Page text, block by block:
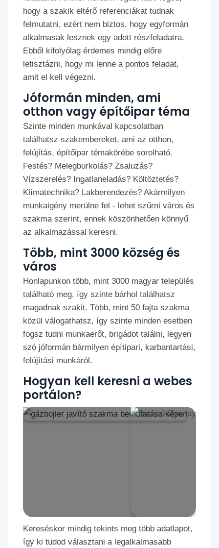
hogy a szakik eltérő referenciákat tudnak
felmutatni, ezért nem biztos, hogy egyformán
alkalmasak lesznek egy adott részfeladatra.
Ebből kifolyólag érdemes mindig előre
letisztázni, hogy mi lenne a pontos feladat,
amit el kell végezni.
Jóformán minden, ami
otthon vagy építőipar téma
Szinte minden munkával kapcsolatban
találhatsz szakembereket, ami az otthon,
felújítás, építőipar témakörébe sorolható.
Festés? Melegburkolás? Zsaluzás?
Vízszerelés? Ingatlaneladás? Költöztetés?
Klímatechnika? Lakberendezés? Akármilyen
munkaigény merülne fel - lehet szűrni város és
szakma szerint, ennek köszönhetően könnyű
az alkalmazással keresni.
Több, mint 3000 község és
város
Honlapunkon több, mint 3000 magyar település
található meg, így szinte bárhol találhatsz
magadnak szakit. Több, mint 50 fajta szakma
közül válogathatsz, így szinte minden esetben
fogsz tudni munkaerőt, brigádot találni, legyen
szó jóformán bármilyen építipari, karbantartási,
felújítási munkáról.
Hogyan kell keresni a webes
portálon?
Kereséskor mindig tekints meg több adatlapot,
így ki tudod választani a legalkalmasabb